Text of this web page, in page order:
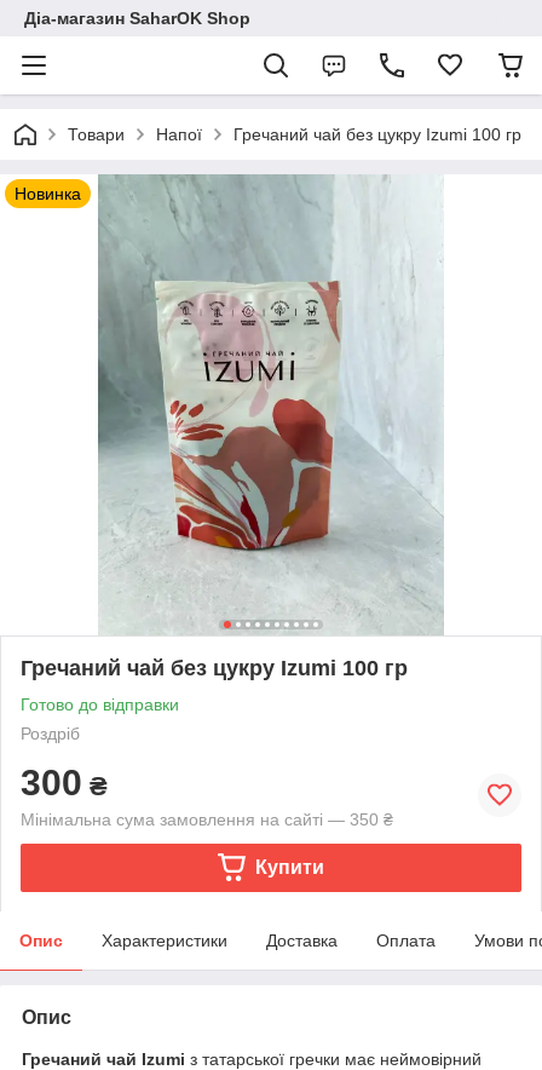
Діа-магазин SaharOK Shop
Товари Напої Гречаний чай без цукру Izumi 100 гр
Новинка
Гречаний чай без цукру Izumi 100 гр
Готово до відправки
Роздріб
300 ₴
Мінімальна сума замовлення на сайті — 350 ₴
Купити
Опис Характеристики Доставка Оплата Умови
Опис
Гречаний чай Izumi з татарської гречки має неймовірний